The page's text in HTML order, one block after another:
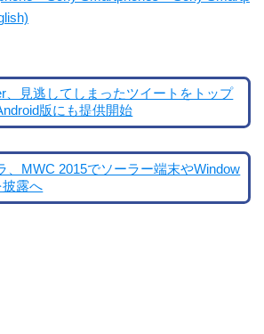
、見逃してしまったツイートをトップ
版にも提供開始
、MWC 2015でソーラー端末やWindow
披露へ